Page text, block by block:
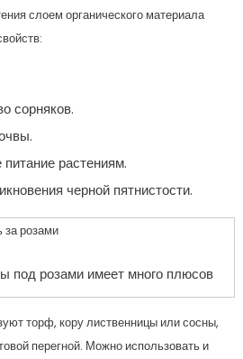
слоем органического материала
сорняков.
растениям.
черной пятнистости.
под розами имеет много плюсов
торф, кору лиственницы или сосны,
перегной. Можно использовать и